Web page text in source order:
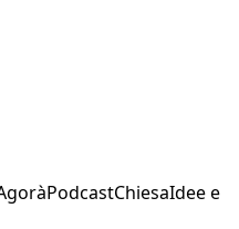
PodcastChiesaIdee e